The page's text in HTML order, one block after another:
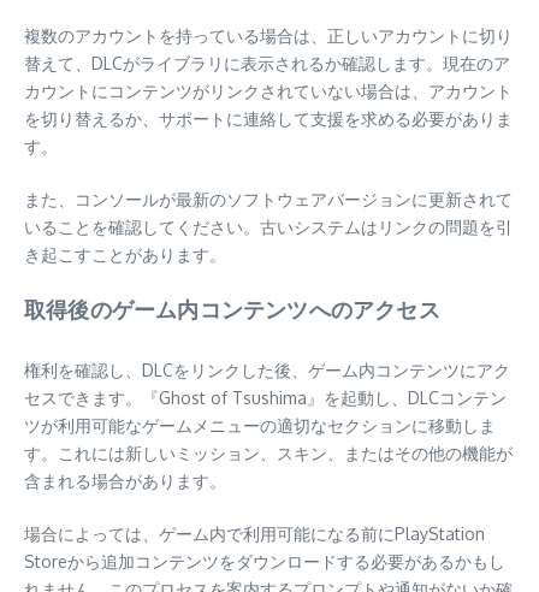
複数のアカウントを持っている場合は、正しいアカウントに切り
替えて、DLCがライブラリに表示されるか確認します。現在のア
カウントにコンテンツがリンクされていない場合は、アカウント
を切り替えるか、サポートに連絡して支援を求める必要がありま
す。
また、コンソールが最新のソフトウェアバージョンに更新されて
いることを確認してください。古いシステムはリンクの問題を引
き起こすことがあります。
取得後のゲーム内コンテンツへのアクセス
権利を確認し、DLCをリンクした後、ゲーム内コンテンツにアク
セスできます。『Ghost of Tsushima』を起動し、DLCコンテン
ツが利用可能なゲームメニューの適切なセクションに移動しま
す。これには新しいミッション、スキン、またはその他の機能が
含まれる場合があります。
場合によっては、ゲーム内で利用可能になる前にPlayStation
Storeから追加コンテンツをダウンロードする必要があるかもし